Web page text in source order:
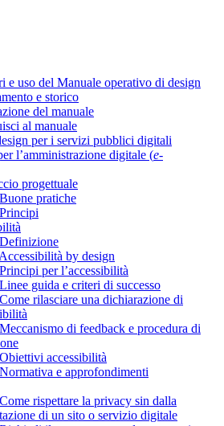
e uso del Manuale operativo di design
e storico
del manuale
al manuale
per i servizi pubblici digitali
l’amministrazione digitale (e-
progettuale
pratiche
by design
per l’accessibilità
guida e criteri di successo
rilasciare una dichiarazione di
di feedback e procedura di
accessibilità
e approfondimenti
rispettare la privacy sin dalla
di un sito o servizio digitale